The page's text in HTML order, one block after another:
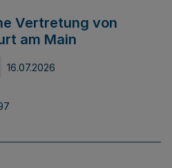
Vertretung von
am Main
16.07.2026